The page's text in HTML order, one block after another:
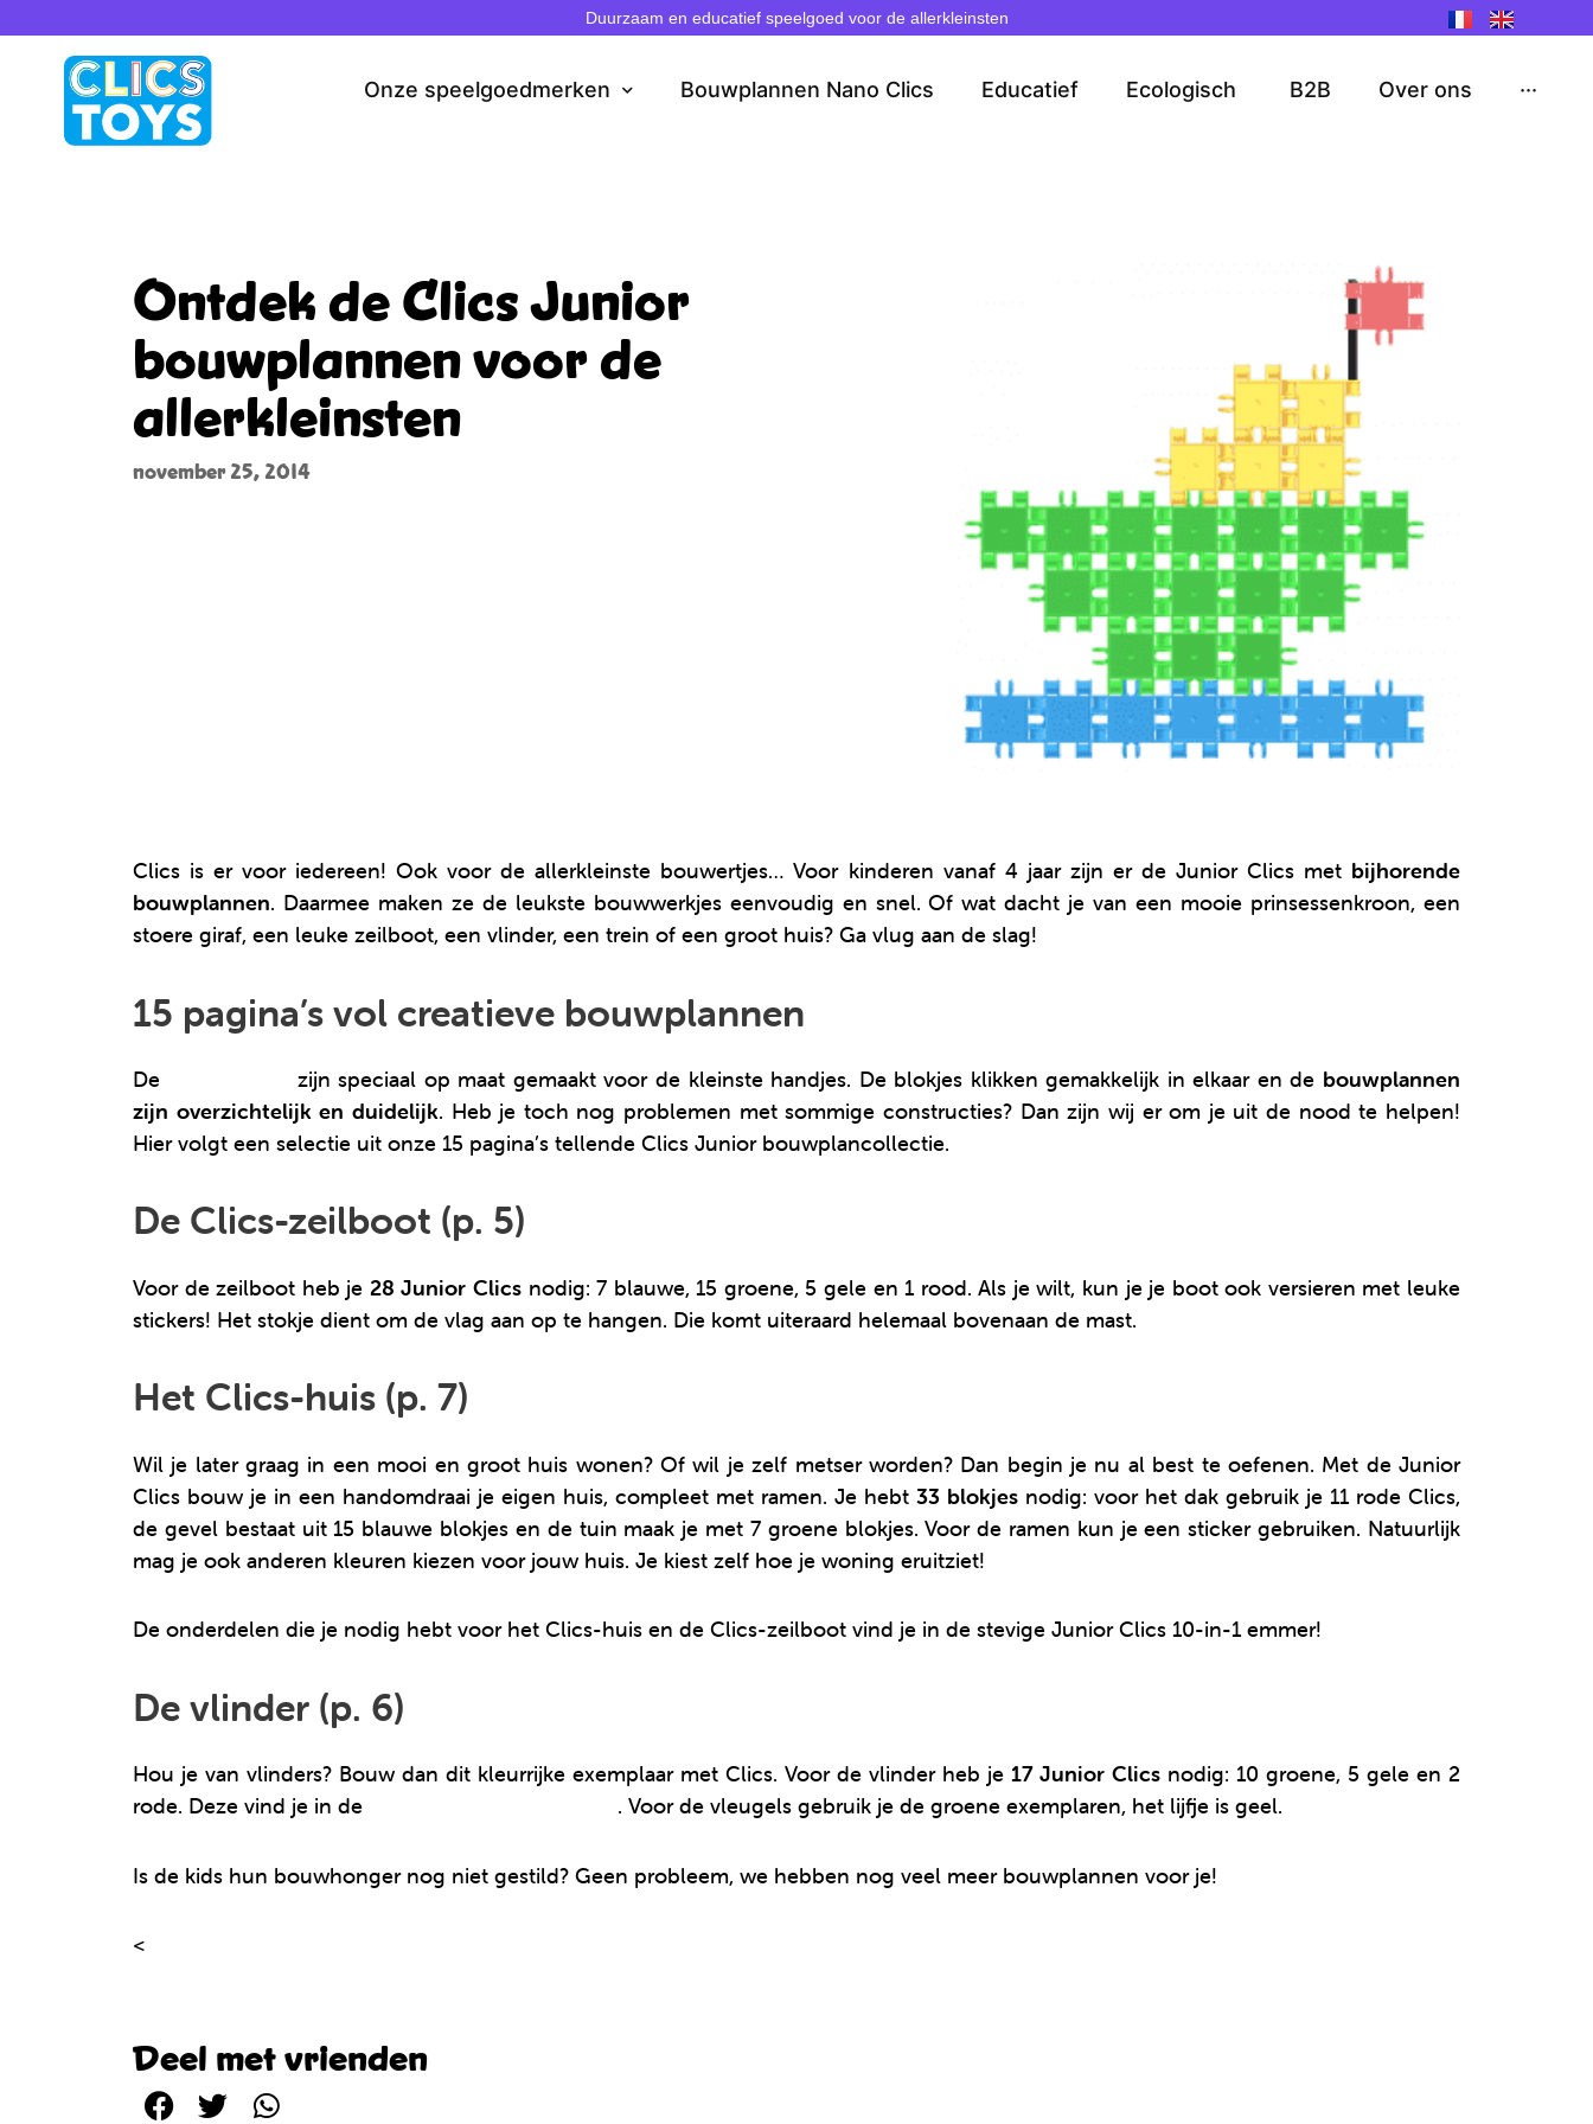
naar
Duurzaam en educatief speelgoed voor de allerkleinsten
Onze speelgoedmerken Bouwplannen Nano Clics Educatief Ecologisch B2B Over ons ···
Ontdek de Clics Junior
bouwplannen voor de
allerkleinsten
november 25, 2014
Clics is er voor iedereen! Ook voor de allerkleinste bouwertjes… Voor kinderen vanaf 4 jaar zijn er de Junior Clics met bijhorende
bouwplannen. Daarmee maken ze de leukste bouwwerkjes eenvoudig en snel. Of wat dacht je van een mooie prinsessenkroon, een
stoere giraf, een leuke zeilboot, een vlinder, een trein of een groot huis? Ga vlug aan de slag!
15 pagina’s vol creatieve bouwplannen
De zijn speciaal op maat gemaakt voor de kleinste handjes. De blokjes klikken gemakkelijk in elkaar en de bouwplannen
zijn overzichtelijk en duidelijk. Heb je toch nog problemen met sommige constructies? Dan zijn wij er om je uit de nood te helpen!
Hier volgt een selectie uit onze 15 pagina’s tellende Clics Junior bouwplancollectie.
De Clics-zeilboot (p. 5)
Voor de zeilboot heb je 28 Junior Clics nodig: 7 blauwe, 15 groene, 5 gele en 1 rood. Als je wilt, kun je je boot ook versieren met leuke
stickers! Het stokje dient om de vlag aan op te hangen. Die komt uiteraard helemaal bovenaan de mast.
Het Clics-huis (p. 7)
Wil je later graag in een mooi en groot huis wonen? Of wil je zelf metser worden? Dan begin je nu al best te oefenen. Met de Junior
Clics bouw je in een handomdraai je eigen huis, compleet met ramen. Je hebt 33 blokjes nodig: voor het dak gebruik je 11 rode Clics,
de gevel bestaat uit 15 blauwe blokjes en de tuin maak je met 7 groene blokjes. Voor de ramen kun je een sticker gebruiken. Natuurlijk
mag je ook anderen kleuren kiezen voor jouw huis. Je kiest zelf hoe je woning eruitziet!
De onderdelen die je nodig hebt voor het Clics-huis en de Clics-zeilboot vind je in de stevige Junior Clics 10-in-1 emmer!
De vlinder (p. 6)
Hou je van vlinders? Bouw dan dit kleurrijke exemplaar met Clics. Voor de vlinder heb je 17 Junior Clics nodig: 10 groene, 5 gele en 2
rode. Deze vind je in de
. Voor de vleugels gebruik je de groene exemplaren, het lijfje is geel.
Is de kids hun bouwhonger nog niet gestild? Geen probleem, we hebben nog veel meer bouwplannen voor je!
<
Deel met vrienden